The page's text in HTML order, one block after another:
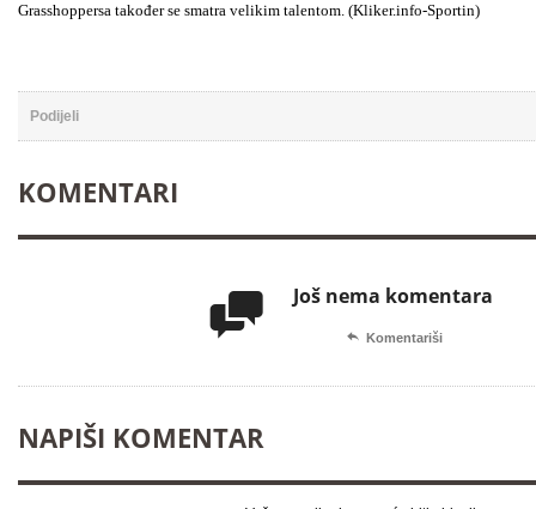
Grasshoppersa također se smatra velikim talentom. (Kliker.info-Sportin)
Podijeli
KOMENTARI
 Još nema komentara
 Komentariši
NAPIŠI KOMENTAR